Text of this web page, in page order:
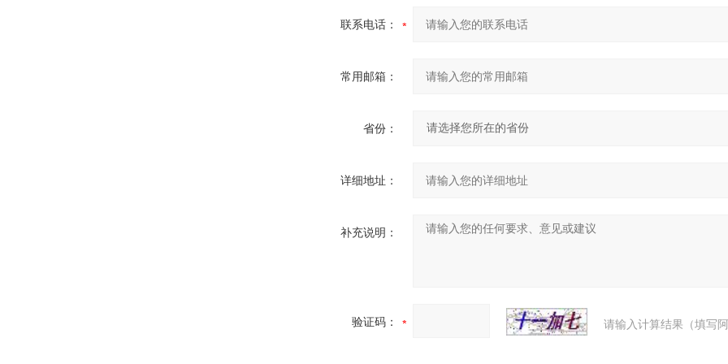
联系电话：
常用邮箱：
省份：
详细地址：
补充说明：
验证码： 请输入计算结果（填写